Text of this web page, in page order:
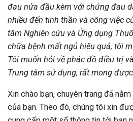
đau nửa đầu kèm với chứng đau
nhiều đến tinh thần và công việc
tâm Nghiên cứu và Ứng dụng
chữa bệnh mất ngủ hiệu quả, tôi
Tôi muốn hỏi về phác đồ điều trị
Trung tâm sử dụng, rất mong
Xin chào bạn, chuyên trang đã
của bạn. Theo đó, chúng tôi xin